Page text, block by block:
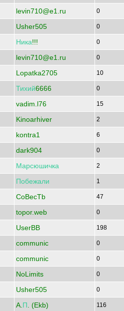
levin710@e1.ru 0
Usher505 0
Ника!!! 0
levin710@e1.ru 0
Lopatka2705 10
Тихий6666 0
vadim.l76 15
Kinoarhiver 2
kontra1 6
dark904 0
Марсюшичка 2
Побежали 1
CoBecTb 47
topor.web 0
UserBB 198
communic 0
communic 0
NoLimits 0
Usher505 0
A. П . (Ekb) 116